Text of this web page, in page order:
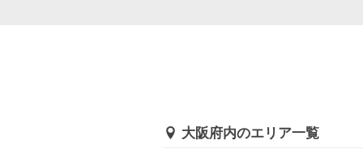
大阪府内のエリア一覧